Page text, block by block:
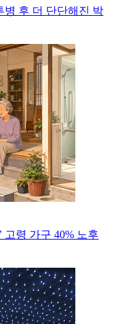
병 후 더 단단해진 박
령 가구 40% 노후